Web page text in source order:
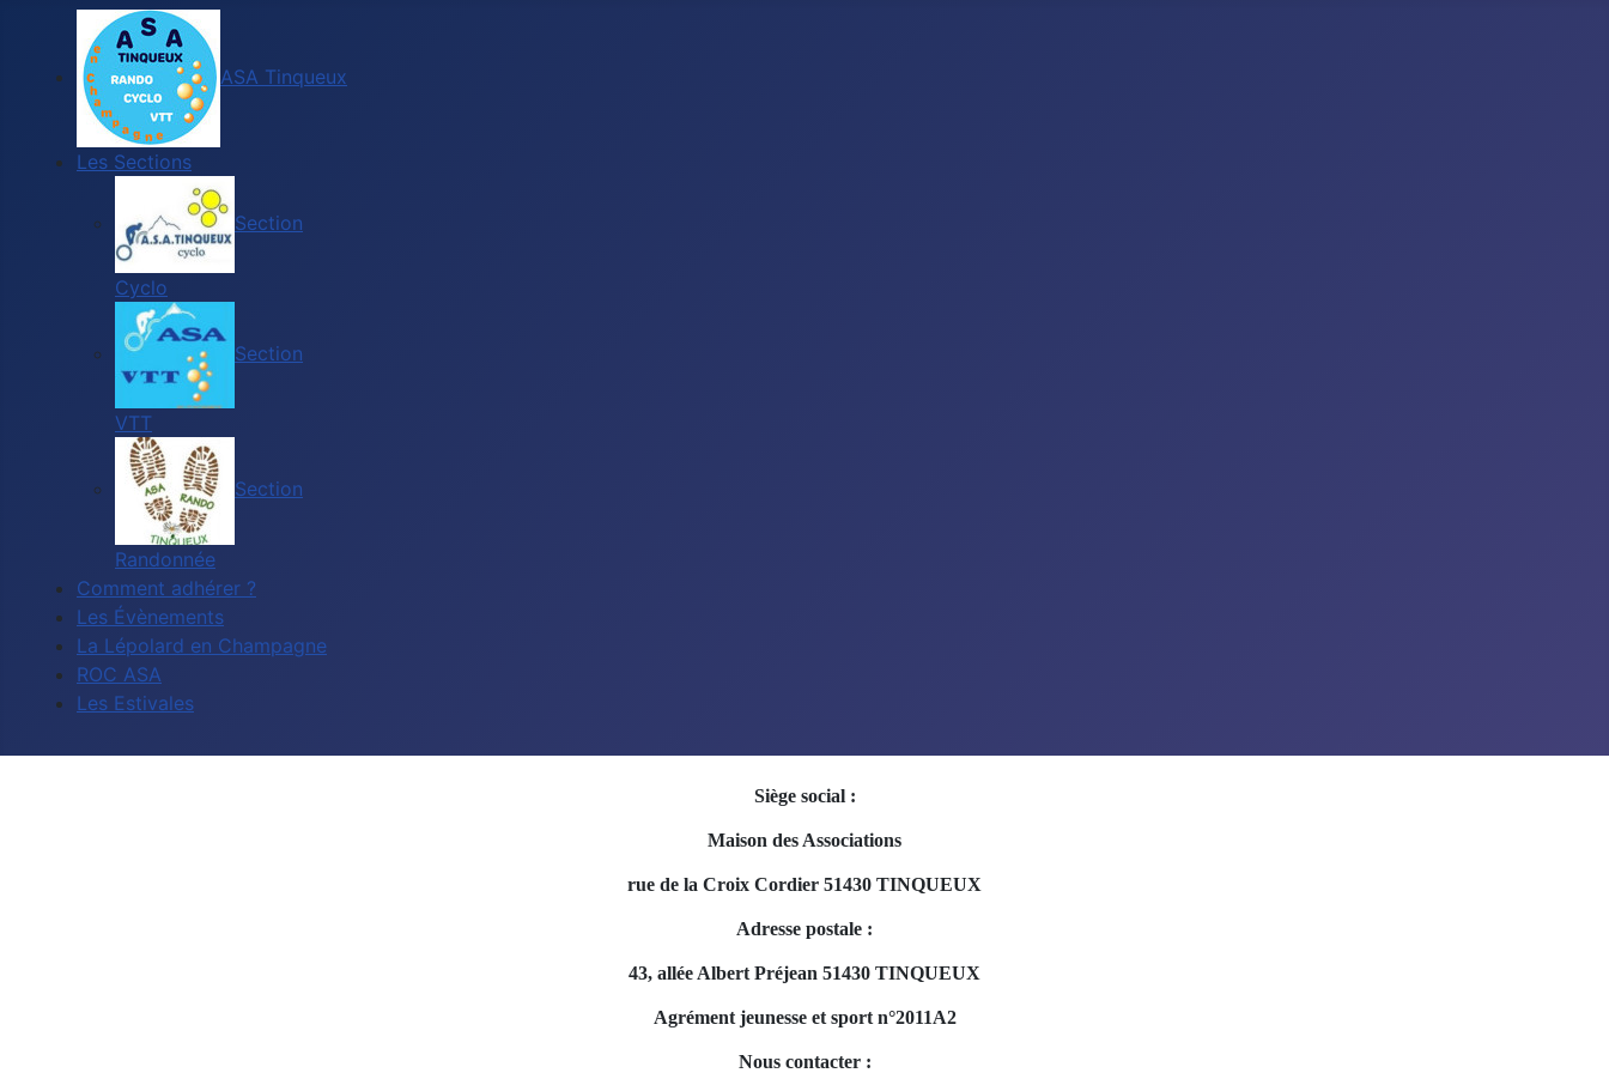
ASA Tinqueux
Les Sections
Section
Cyclo
Section
VTT
Section
Randonnée
Comment adhérer ?
Les Évènements
La Lépolard en Champagne
ROC ASA
Les Estivales
Siège social :
Maison des Associations
rue de la Croix Cordier 51430 TINQUEUX
Adresse postale :
43, allée Albert Préjean 51430 TINQUEUX
Agrément jeunesse et sport n°2011A2
Nous contacter :